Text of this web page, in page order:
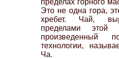
Это не одна гора,
хребет. Чай,
пределами этой
произведенный
технологии,
Ча.